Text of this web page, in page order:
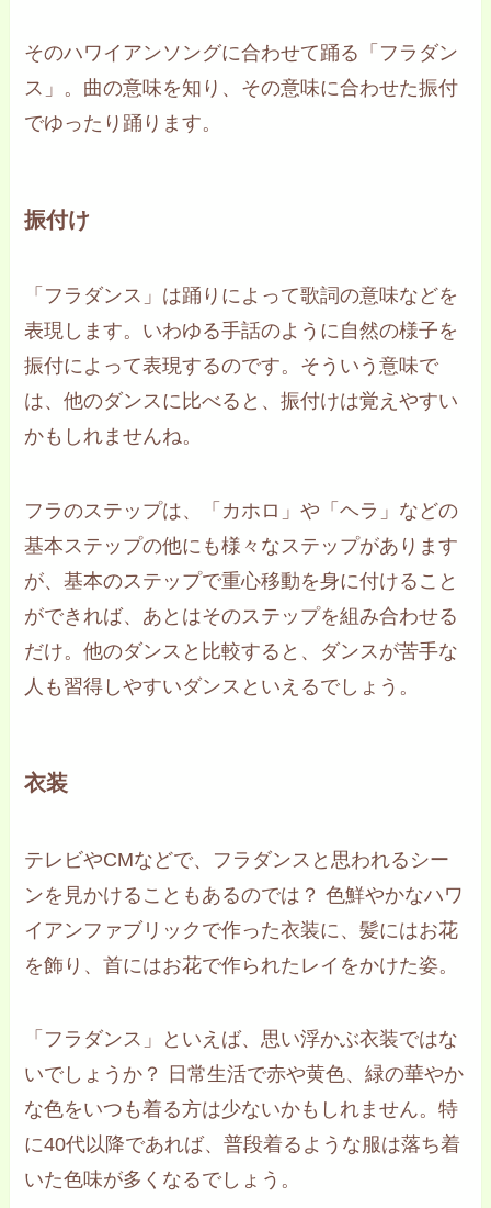
そのハワイアンソングに合わせて踊る「フラダン
ス」。曲の意味を知り、その意味に合わせた振付
でゆったり踊ります。
振付け
「フラダンス」は踊りによって歌詞の意味などを
表現します。いわゆる手話のように自然の様子を
振付によって表現するのです。そういう意味で
は、他のダンスに比べると、振付けは覚えやすい
かもしれませんね。
フラのステップは、「カホロ」や「ヘラ」などの
基本ステップの他にも様々なステップがあります
が、基本のステップで重心移動を身に付けること
ができれば、あとはそのステップを組み合わせる
だけ。他のダンスと比較すると、ダンスが苦手な
人も習得しやすいダンスといえるでしょう。
衣装
テレビやCMなどで、フラダンスと思われるシー
ンを見かけることもあるのでは？ 色鮮やかなハワ
イアンファブリックで作った衣装に、髪にはお花
を飾り、首にはお花で作られたレイをかけた姿。
「フラダンス」といえば、思い浮かぶ衣装ではな
いでしょうか？ 日常生活で赤や黄色、緑の華やか
な色をいつも着る方は少ないかもしれません。特
に40代以降であれば、普段着るような服は落ち着
いた色味が多くなるでしょう。